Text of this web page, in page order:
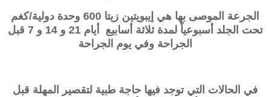
الجرعة الموصى بها هي إيبويتين زيتا 600 وحدة دولية/كغم
تحت الجلد أسبوعياً لمدة ثلاثة أسابيع أيام 21 و 14 و 7 قبل
الجراحة وفي يوم الجراحة
في الحالات التي توجد فيها حاجة طبية لتقصير المهلة قبل